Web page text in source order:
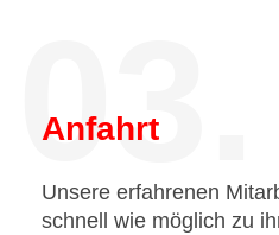
03.
Anfahrt
Unsere erfahrenen
schnell wie möglich zu